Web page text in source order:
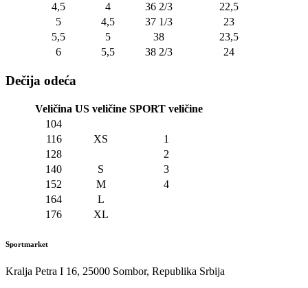
4,5
4 36 2/3
22,5
5
4,5 37 1/3
23
5,5
5 38
23,5
6
5,5 38 2/3 24
Dečija odeća
Veličina US veličine SPORT veličine
104
116
XS
1
128
2
140
S
3
152
M
4
164
L
176
XL
Sportmarket
Kralja Petra I 16, 25000 Sombor, Republika Srbija